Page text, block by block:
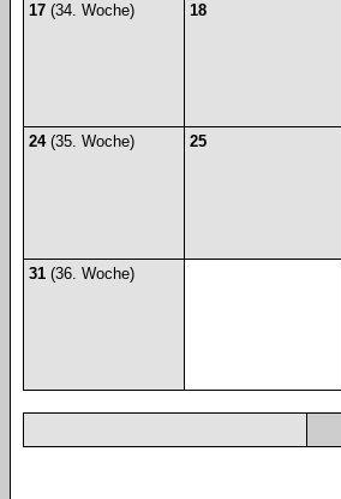
17 (34. Woche) 18
24(35. Woche) 25
31 (36. Woche)